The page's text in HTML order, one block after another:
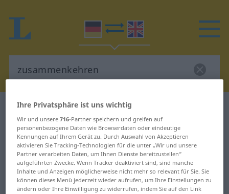
Deutsch-Englisch Wörterbuch
Deutsch-Englisch Übersetzung für
"zusammenkehren"
"zusammenkehren" Englisch
Übersetzung
Ihre Privatsphäre ist uns wichtig
Wir und unsere716-Partner speichern und greifen auf
personenbezogene Daten wie Browserdaten oder eindeutige
Kennungen auf Ihrem Gerät zu. Durch Auswahl von Akzeptieren
aktivieren Sie Tracking-Technologien für die unter „Wir und unsere
Partner verarbeiten Daten, um Ihnen Dienste bereitzustellen“
aufgeführten Zwecke. Wenn Tracker deaktiviert sind, sind manche
Inhalte und Anzeigen möglicherweise nicht mehr so relevant für Sie. Sie
können dieses Menü jederzeit wieder aufrufen, um Ihre Einstellungen zu
ändern oder Ihre Einwilligung zu widerrufen, indem Sie auf den Link